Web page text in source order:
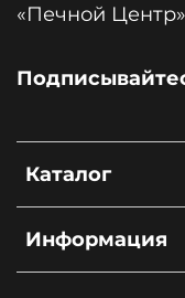
Каталог
Информация